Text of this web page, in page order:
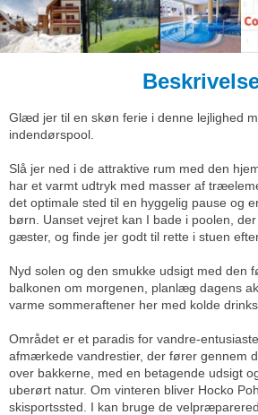
Glæd jer til en skøn ferie i denne lejlighed
indendørspool.
Slå jer ned i de attraktive rum med den
har et varmt udtryk med masser af
det optimale sted til en hyggelig pause og
børn. Uanset vejret kan I bade i poolen,
gæster, og finde jer godt til rette i stuen
Nyd solen og den smukke udsigt med den
balkonen om morgenen, planlæg dagens
varme sommeraftener her med kolde
Området er et paradis for vandre-
afmærkede vandrestier, der fører gennem
over bakkerne, med en betagende udsigt
uberørt natur. Om vinteren bliver Hocko
skisportssted. I kan bruge de